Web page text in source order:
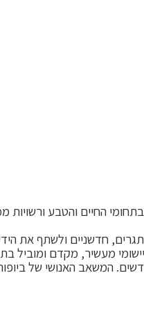
חדשניים ולשתף את
מעשיר, מקדם ומוביל
המשאב האנושי של